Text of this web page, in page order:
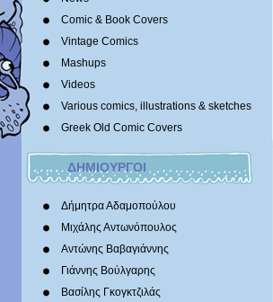
Comic & Book Covers
Vintage Comics
Mashups
Videos
Various comics, illustrations & sketches
Greek Old Comic Covers
ΔΗΜΙΟΥΡΓΟΙ
Δήμητρα Αδαμοπούλου
Μιχάλης Αντωνόπουλος
Αντώνης Βαβαγιάννης
Γιάννης Βούλγαρης
Βασίλης Γκογκτζιλάς